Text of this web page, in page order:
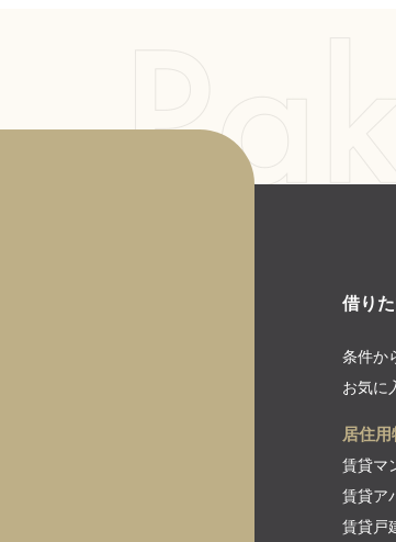
借り
条件か
お気に
居住用
賃貸マ
賃貸ア
賃貸戸